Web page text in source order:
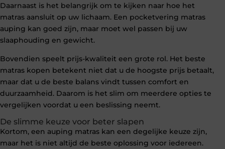
Daarnaast is het belangrijk om te kijken naar hoe het
matras aansluit op uw lichaam. Een pocketvering matras
auping kan goed zijn, maar moet wel passen bij uw
slaaphouding en gewicht.
Bovendien speelt prijs-kwaliteit een grote rol. Het beste
matras kopen betekent niet dat u de hoogste prijs betaalt,
maar dat u de beste balans vindt tussen comfort en
duurzaamheid. Daarom is het slim om meerdere opties te
vergelijken voordat u een beslissing neemt.
De slimme keuze voor beter slapen
Kortom, een auping matras kan een degelijke keuze zijn,
maar het is niet altijd de beste oplossing voor iedereen.